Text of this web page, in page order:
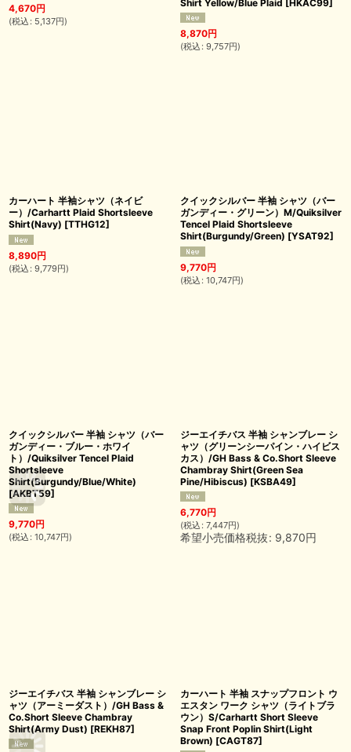
4,670円
(税込 : 5,137円)
Shirt Yellow/Blue Plaid [HKAC99]
8,870円
(税込 : 9,757円)
カーハート 半袖シャツ（ネイビ
ー）/Carhartt Plaid Shortsleeve
Shirt(Navy) [TTHG12]
8,890円
(税込 : 9,779円)
クイックシルバー 半袖 シャツ（バー
ガンディー・グリーン）M/Quiksilver
Tencel Plaid Shortsleeve
Shirt(Burgundy/Green) [YSAT92]
9,770円
(税込 : 10,747円)
クイックシルバー 半袖 シャツ（バー
ガンディー・ブルー・ホワイ
ト）/Quiksilver Tencel Plaid
Shortsleeve
Shirt(Burgundy/Blue/White)
[AKBT59]
9,770円
(税込 : 10,747円)
ジーエイチバス 半袖 シャンブレー シ
ャツ（グリーンシーパイン・ハイビス
カス）/GH Bass & Co.Short Sleeve
Chambray Shirt(Green Sea
Pine/Hibiscus) [KSBA49]
6,770円
(税込 : 7,447円)
希望小売価格税抜: 9,870円
ジーエイチバス 半袖 シャンブレー シ
ャツ（アーミーダスト）/GH Bass &
Co.Short Sleeve Chambray
Shirt(Army Dust) [REKH87]
カーハート 半袖 スナップフロント ウ
エスタン ワーク シャツ（ライトブラ
ウン）S/Carhartt Short Sleeve
Snap Front Poplin Shirt(Light
Brown) [CAGT87]